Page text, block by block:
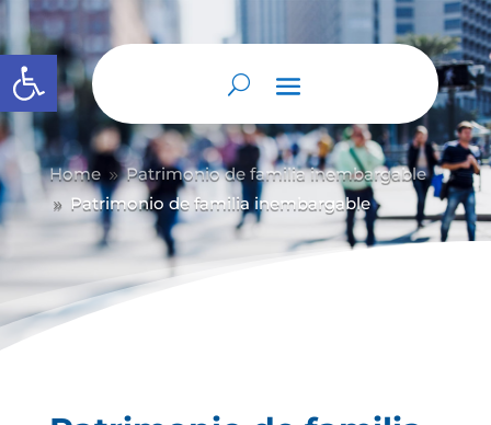
Abrir barra de herramientas
Home 9 Patrimonio de familia inembargable
9 Patrimonio de familia inembargable